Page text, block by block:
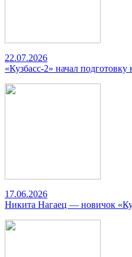
22.07.2026
«Кузбасс-2» начал подготовку
17.06.2026
Никита Нагаец — новичок